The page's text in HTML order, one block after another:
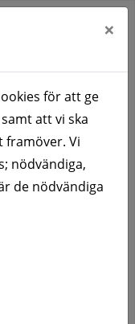
Charlottenberg
läge. Balkonger
×
för att ge
att vi ska
framöver. Vi
nödvändiga,
de nödvändiga